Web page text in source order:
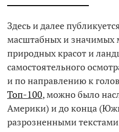
Здесь и далее
масштабных и значимых
природных красот и
самостоятельного
и по направлению к
Топ-100, можно было
Америки) и до конца
разрозненными